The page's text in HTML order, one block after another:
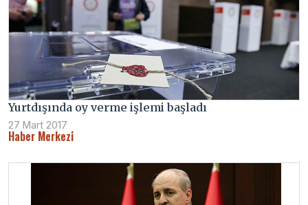
Yurtdışında oy verme işlemi başladı
27 Mart 2017
Haber Merkezi